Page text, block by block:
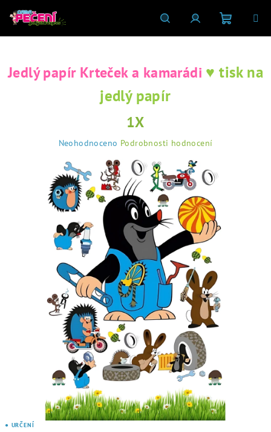
HledatPřihlášeníNákupní
košík
● URČENÍ
Jedlý papír Krteček a kamarádi ♥ tisk na
jedlý papír
1X
Neohodnoceno Podrobnosti hodnocení